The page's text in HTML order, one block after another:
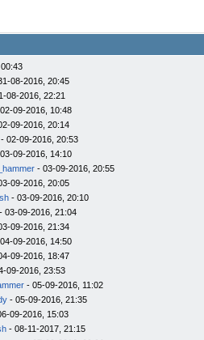
08-2016, 20:45
08-2016, 22:21
09-2016, 10:48
09-2016, 20:14
- 02-09-2016, 20:53
09-2016, 14:10
- 03-09-2016, 20:55
09-2016, 20:05
- 03-09-2016, 20:10
- 03-09-2016, 21:04
09-2016, 21:34
09-2016, 14:50
09-2016, 18:47
09-2016, 23:53
- 05-09-2016, 11:02
- 05-09-2016, 21:35
09-2016, 15:03
- 08-11-2017, 21:15